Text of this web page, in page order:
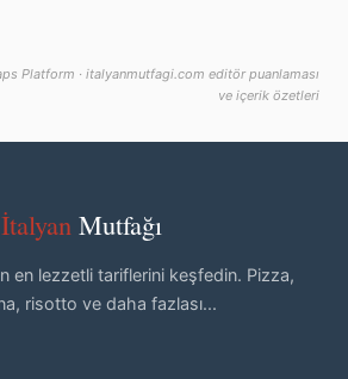
Platform · italyanmutfagi.com editör puanlaması
ve içerik özetleri
İtalyanMutfağı
en lezzetli tariflerini keşfedin. Pizza,
risotto ve daha fazlası...